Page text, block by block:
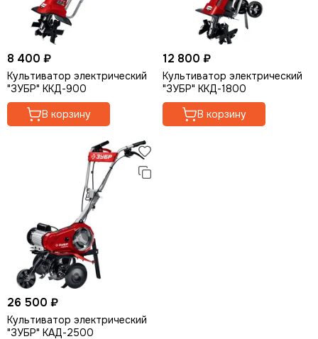
Опрыскиватели
Мотолебедки
Аккумуляторная садовая техника
Кормоизмельчители
8 400 ₽
Культиватор электрический
"ЗУБР" ККД-900
В корзину
12 800 ₽
Культиватор электрический
"ЗУБР" ККД-1800
В корзину
26 500 ₽
Культиватор электрический
"ЗУБР" КАД-2500